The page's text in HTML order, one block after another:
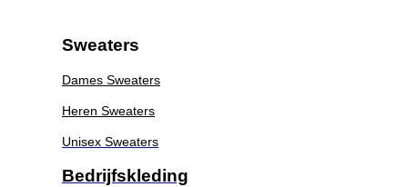
Sweaters
Dames Sweaters
Heren Sweaters
Unisex Sweaters
Bedrijfskleding